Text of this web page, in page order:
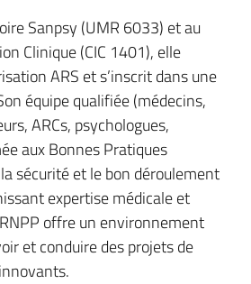
Sanpsy (UMR 6033) et au
Clinique (CIC 1401), elle
ARS et s’inscrit dans une
équipe qualifiée (médecins,
ARCs, psychologues,
aux Bonnes Pratiques
sécurité et le bon déroulement
expertise médicale et
offre un environnement
et conduire des projets de